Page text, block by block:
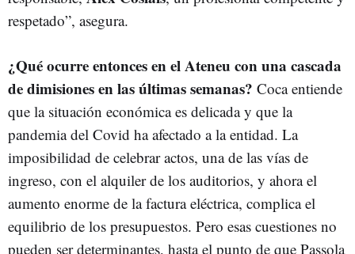
respetado”, asegura.
¿Qué ocurre entonces en el Ateneu con una cascada
de dimisiones en las últimas semanas? Coca entiende
que la situación económica es delicada y que la
pandemia del Covid ha afectado a la entidad. La
imposibilidad de celebrar actos, una de las vías de
ingreso, con el alquiler de los auditorios, y ahora el
aumento enorme de la factura eléctrica, complica el
equilibrio de los presupuestos. Pero esas cuestiones no
pueden ser determinantes, hasta el punto de que Passola